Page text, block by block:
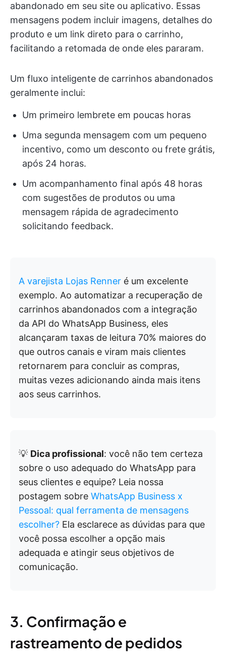
abandonado em seu site ou aplicativo. Essas
mensagens podem incluir imagens, detalhes do
produto e um link direto para o carrinho,
facilitando a retomada de onde eles pararam.
Um fluxo inteligente de carrinhos abandonados
geralmente inclui:
Um primeiro lembrete em poucas horas
Uma segunda mensagem com um pequeno
incentivo, como um desconto ou frete grátis,
após 24 horas.
Um acompanhamento final após 48 horas
com sugestões de produtos ou uma
mensagem rápida de agradecimento
solicitando feedback.
A varejista Lojas Renner é um excelente
exemplo. Ao automatizar a recuperação de
carrinhos abandonados com a integração
da API do WhatsApp Business, eles
alcançaram taxas de leitura 70% maiores do
que outros canais e viram mais clientes
retornarem para concluir as compras,
muitas vezes adicionando ainda mais itens
aos seus carrinhos.
💡 Dica profissional: você não tem certeza
sobre o uso adequado do WhatsApp para
seus clientes e equipe? Leia nossa
postagem sobre WhatsApp Business x
Pessoal: qual ferramenta de mensagens
escolher? Ela esclarece as dúvidas para que
você possa escolher a opção mais
adequada e atingir seus objetivos de
comunicação.
3. Confirmação e
rastreamento de pedidos